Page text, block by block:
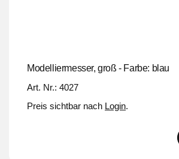
Modelliermesser, groß - Farbe: blau
Art. Nr.: 4027
Preis sichtbar nach Login.